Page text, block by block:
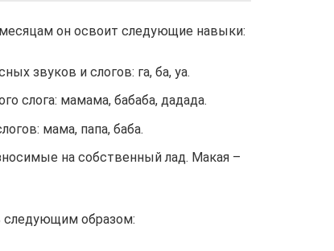
он освоит следующие навыки:
звуков и слогов: га, ба, уа.
слога: мамама, бабаба, дадада.
мама, папа, баба.
на собственный лад. Макая –
следующим образом: